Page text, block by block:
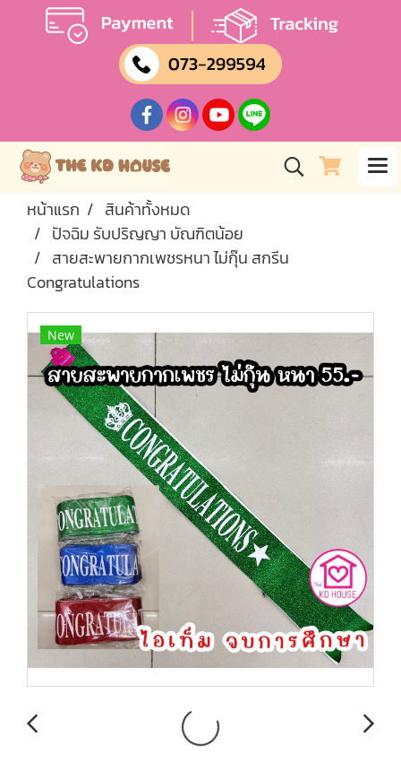
หน้าแรก
สินค้าทั้งหมด
ปัจฉิม รับปริญญา บัณฑิตน้อย
สายสะพายกากเพชรหนา ไม่กุ๊น สกรีน
Congratulations
New